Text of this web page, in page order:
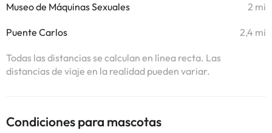
Museo de Máquinas Sexuales 2 mi
Puente Carlos 2,4 mi
Todas las distancias se calculan en línea recta. Las
distancias de viaje en la realidad pueden variar.
Condiciones para mascotas